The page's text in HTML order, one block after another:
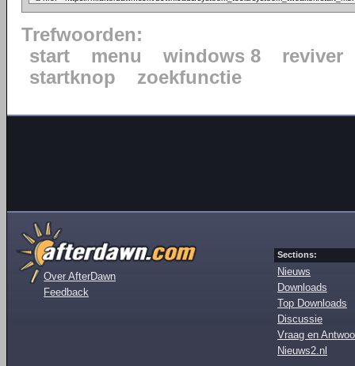
Trefwoorden:
start
menu windows 8
reviver
startknop
zoekfunctie
Over AfterDawn
Feedback
Sections:
Nieuws
Downloads
Top Downloads
Discussie
Vraag en
Nieuws2.nl